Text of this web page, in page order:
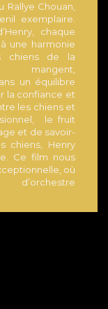
Rallye Chouan,
exemplaire.
chaque
une harmonie
chiens de la
un équilibre
la confiance et
les chiens et
le fruit
et de savoir-
chiens, Henry
Ce film nous
où